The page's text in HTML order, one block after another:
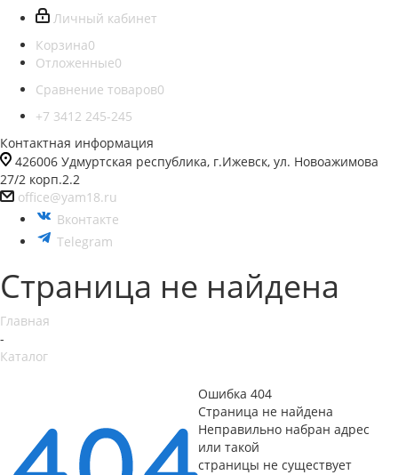
Личный кабинет
Корзина0
Отложенные0
Сравнение товаров0
+7 3412 245-245
Контактная информация
426006 Удмуртская республика, г.Ижевск, ул. Новоажимова
27/2 корп.2.2
office@yam18.ru
Вконтакте
Telegram
Страница не найдена
Главная
-
Каталог
Ошибка 404
Страница не найдена
Неправильно набран адрес
или такой
страницы не существует